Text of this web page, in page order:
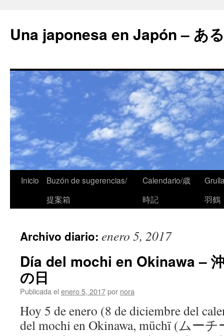
Una japonesa en Japón – あ
Inicio
Buzón de sugerencias/
提案箱
Calendario/歳
時記
羽鶴
Archivo diario: enero 5, 2017
Día del mochi en Okinawa –
の日
Publicada el enero 5, 2017por nora
Hoy 5 de enero (8 de diciembre del
del mochi en Okinawa, mūchī (ムーチ